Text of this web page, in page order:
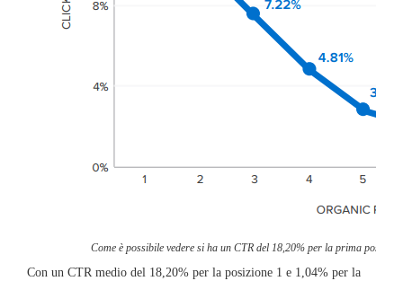
Come è possibile vedere si ha un CTR del 18,20% per la prima
Con un CTR medio del 18,20% per la posizione 1 e 1,04% per la